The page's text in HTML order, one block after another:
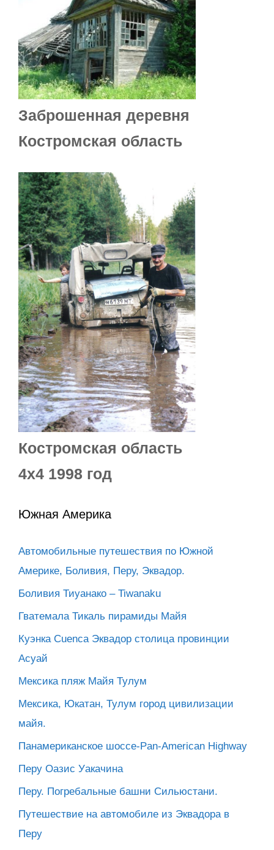
Заброшенная деревня
Костромская область
Костромская область
4х4 1998 год
Южная Америка
Автомобильные путешествия по Южной
Америке, Боливия, Перу, Эквадор.
Боливия Тиуанако – Tiwanaku
Гватемала Тикаль пирамиды Майя
Куэнка Cuenca Эквадор столица провинции
Асуай
Мексика пляж Майя Тулум
Мексика, Юкатан, Тулум город цивилизации
майя.
Панамериканское шоссе-Pan-American Highway
Перу Оазис Уакачина
Перу. Погребальные башни Сильюстани.
Путешествие на автомобиле из Эквадора в
Перу